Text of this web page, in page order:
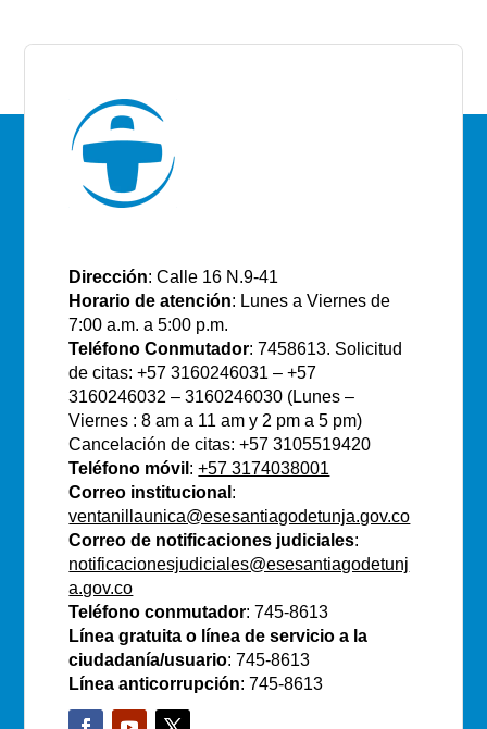
Dirección: Calle 16 N.9-41
Horario de atención: Lunes a Viernes de
7:00 a.m. a 5:00 p.m.
Teléfono Conmutador: 7458613. Solicitud
de citas: +57 3160246031 – +57
3160246032 – 3160246030 (Lunes –
Viernes : 8 am a 11 am y 2 pm a 5 pm)
Cancelación de citas: +57 3105519420
Teléfono móvil :+57 3174038001
Correo institucional :
ventanillaunica@esesantiagodetunja.gov.co
Correo de notificaciones judiciales:
notificacionesjudiciales@esesantiagodetunj
a.gov.co
Teléfono conmutador: 745-8613
Línea gratuita o línea de servicio a la
ciudadanía/usuario: 745-8613
Línea anticorrupción: 745-8613